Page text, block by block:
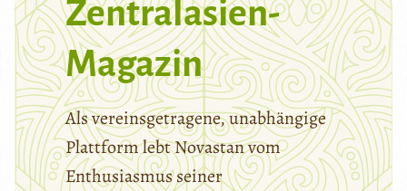
Zentralasien-
Magazin
Als vereinsgetragene, unabhängige
Plattform lebt Novastan vom
Enthusiasmus seiner